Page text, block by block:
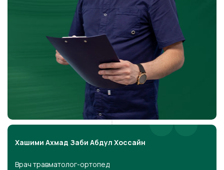
Хашими Ахмад Заби Абдул Хоссайн
Врач травматолог-ортопед